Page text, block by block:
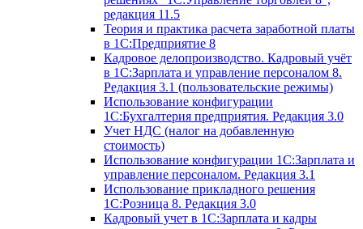
редакция 11.5
Теория и практика расчета заработной платы
в 1С:Предприятие 8
Кадровое делопроизводство. Кадровый учёт
в 1С:Зарплата и управление персоналом 8.
Редакция 3.1 (пользовательские режимы)
Использование конфигурации
1С:Бухгалтерия предприятия. Редакция 3.0
Учет НДС (налог на добавленную
стоимость)
Использование конфигурации 1С:Зарплата и
управление персоналом. Редакция 3.1
Использование прикладного решения
1С:Розница 8. Редакция 3.0
Кадровый учет в 1С:Зарплата и кадры